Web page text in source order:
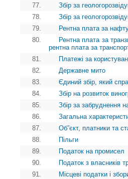
77.
Збір за
78.
Збір за
79.
Рентна плата за нафту
80.
Рентна плата за
рентна плата за
81.
Платежі за
82.
Державне мито
83.
Єдиний збір, який
84.
Збір на розвиток
85.
Збір за забруднення
86.
Загальна
87.
Об”єкт, платники та
88.
Пільги
89.
Податок на промисел
90.
Податок з власників
91.
Місцеві податки і